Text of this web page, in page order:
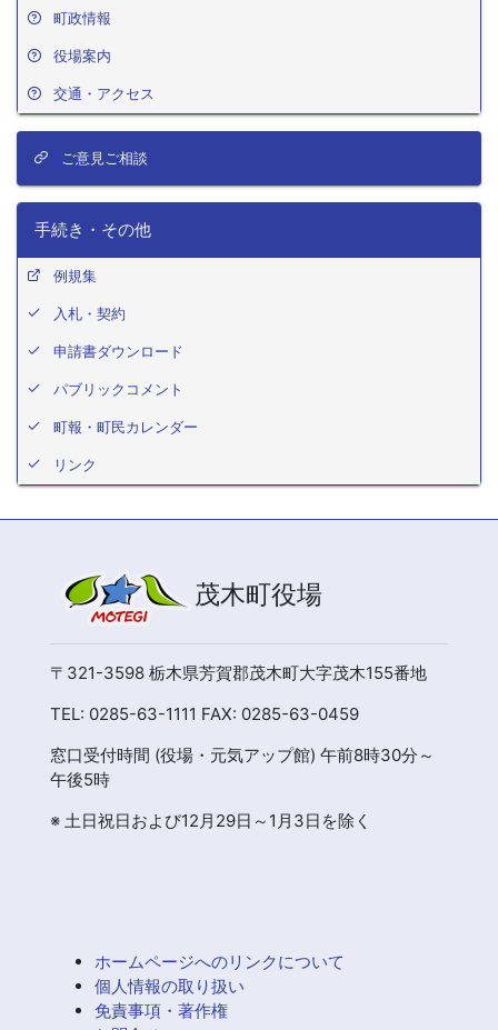
町政情報
役場案内
交通・アクセス
ご意見ご相談
手続き・その他
例規集
入札・契約
申請書ダウンロード
パブリックコメント
町報・町民カレンダー
リンク
茂木町役場
〒321-3598 栃木県芳賀郡茂木町大字茂木155番地
TEL: 0285-63-1111 FAX: 0285-63-0459
窓口受付時間 (役場・元気アップ館) 午前8時30分～
午後5時
※ 土日祝日および12月29日～1月3日を除く
ホームページへのリンクについて
個人情報の取り扱い
免責事項・著作権